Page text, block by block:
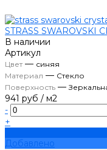
STRASS SWAROVSKI
В наличии
Артикул
Цвет— синяя
Материал — Стекло
Поверхность —
941 руб / м2
-
+
Добавлено